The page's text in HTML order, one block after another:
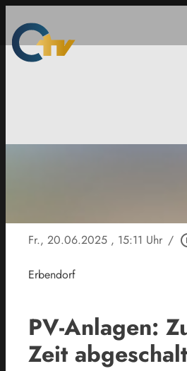
Fr., 20.06.2025 , 15:11 Uhr /
Erbendorf
PV-Anlagen:
Zeit